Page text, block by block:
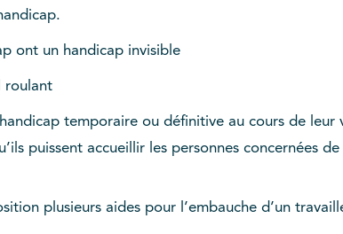
ont un handicap invisible
roulant
temporaire ou définitive au cours de leur
puissent accueillir les personnes concernées
plusieurs aides pour l’embauche d’un